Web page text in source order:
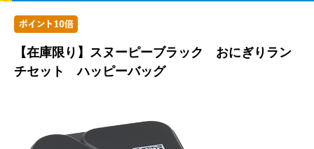
【在庫限り】スヌーピーブラック おにぎりラン
チセット ハッピーバッグ